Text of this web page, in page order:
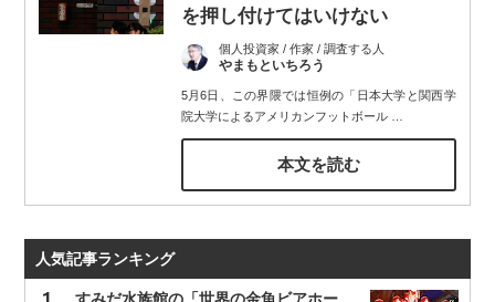
を押し付けてはいけない
個人投資家 / 作家 / 調査する人
やまもといちろう
5月6日、この界隈では恒例の「日本大学と関西学
院大学によるアメリカンフットボール…
本文を読む
人気記事ランキング